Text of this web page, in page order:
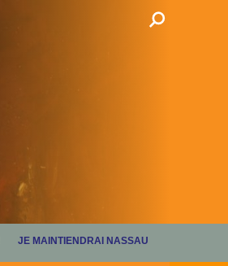
JE MAINTIENDRAI NASSAU